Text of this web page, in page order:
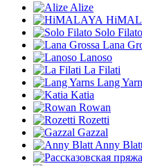
Alize
Solo Filato
Lana
Lanoso
La Filati
Lang
Katia
Rowan
Rozetti
Gazzal
Anny